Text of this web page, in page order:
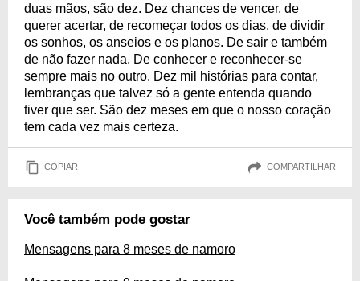
duas mãos, são dez. Dez chances de vencer, de
querer acertar, de recomeçar todos os dias, de dividir
os sonhos, os anseios e os planos. De sair e também
de não fazer nada. De conhecer e reconhecer-se
sempre mais no outro. Dez mil histórias para contar,
lembranças que talvez só a gente entenda quando
tiver que ser. São dez meses em que o nosso coração
tem cada vez mais certeza.
COPIAR COMPARTILHAR
Você também pode gostar
Mensagens para 8 meses de namoro